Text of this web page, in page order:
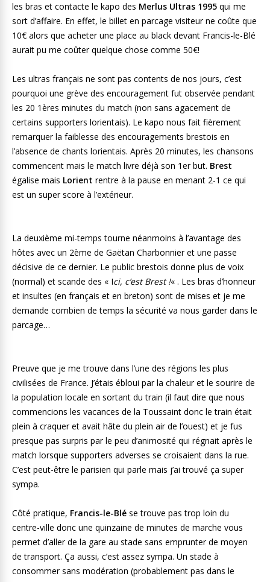
les bras et contacte le kapo des Merlus Ultras 1995 qui me
sort d’affaire. En effet, le billet en parcage visiteur ne coûte que
10€ alors que acheter une place au black devant Francis-le-Blé
aurait pu me coûter quelque chose comme 50€!
Les ultras français ne sont pas contents de nos jours, c’est
pourquoi une grève des encouragement fut observée pendant
les 20 1ères minutes du match (non sans agacement de
certains supporters lorientais). Le kapo nous fait fièrement
remarquer la faiblesse des encouragements brestois en
l’absence de chants lorientais. Après 20 minutes, les chansons
commencent mais le match livre déjà son 1er but. Brest
égalise mais Lorient rentre à la pause en menant 2-1 ce qui
est un super score à l’extérieur.
La deuxième mi-temps tourne néanmoins à l’avantage des
hôtes avec un 2ème de Gaëtan Charbonnier et une passe
décisive de ce dernier. Le public brestois donne plus de voix
(normal) et scande des « Ici, c’est Brest !« . Les bras d’honneur
et insultes (en français et en breton) sont de mises et je me
demande combien de temps la sécurité va nous garder dans le
parcage…
Preuve que je me trouve dans l’une des régions les plus
civilisées de France. J’étais ébloui par la chaleur et le sourire de
la population locale en sortant du train (il faut dire que nous
commencions les vacances de la Toussaint donc le train était
plein à craquer et avait hâte du plein air de l’ouest) et je fus
presque pas surpris par le peu d’animosité qui régnait après le
match lorsque supporters adverses se croisaient dans la rue.
C’est peut-être le parisien qui parle mais j’ai trouvé ça super
sympa.
Côté pratique, Francis-le-Blé se trouve pas trop loin du
centre-ville donc une quinzaine de minutes de marche vous
permet d’aller de la gare au stade sans emprunter de moyen
de transport. Ça aussi, c’est assez sympa. Un stade à
consommer sans modération (probablement pas dans le